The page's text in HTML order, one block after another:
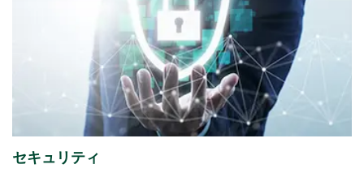
経営・財務
『1,149件のAI活用アイデアが集結「生成AIプロンプト
コンテストを開催」』を掲載しました。
（4,221KB）
2026年07月16日
セキュリティ